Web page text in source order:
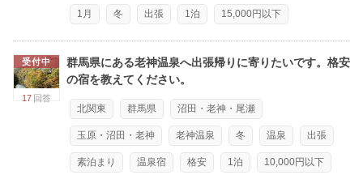
1月 冬 出張 1泊 15,000円以下
受付中
17 回答
群馬県にある老神温泉へ出張帰りに寄りたいです。格安
の宿を教えてください。
北関東 群馬県 沼田・老神・尾瀬
玉原・沼田・老神 老神温泉 冬 温泉 出張
素泊まり 温泉宿 格安 1泊 10,000円以下